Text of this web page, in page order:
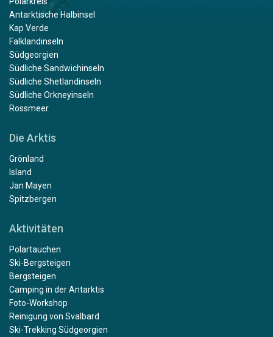
Antarktische Halbinsel
Kap Verde
Falklandinseln
Südgeorgien
Südliche Sandwichinseln
Südliche Shetlandinseln
Südliche Orkneyinseln
Rossmeer
Die Arktis
Grönland
Island
Jan Mayen
Spitzbergen
Aktivitäten
Polartauchen
Ski-Bergsteigen
Bergsteigen
Camping in der Antarktis
Foto-Workshop
Reinigung von Svalbard
Ski-Trekking Südgeorgien